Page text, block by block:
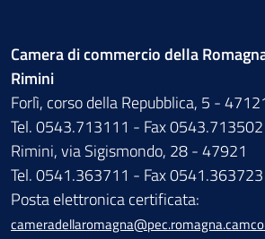
Camera di commercio della
Rimini
Forlì, corso della Repubblica, 5 -
Tel. 0543.713111 - Fax 0543.713502
Rimini, via Sigismondo, 28 - 47921
Tel. 0541.363711 - Fax 0541.363723
Posta elettronica certificata: